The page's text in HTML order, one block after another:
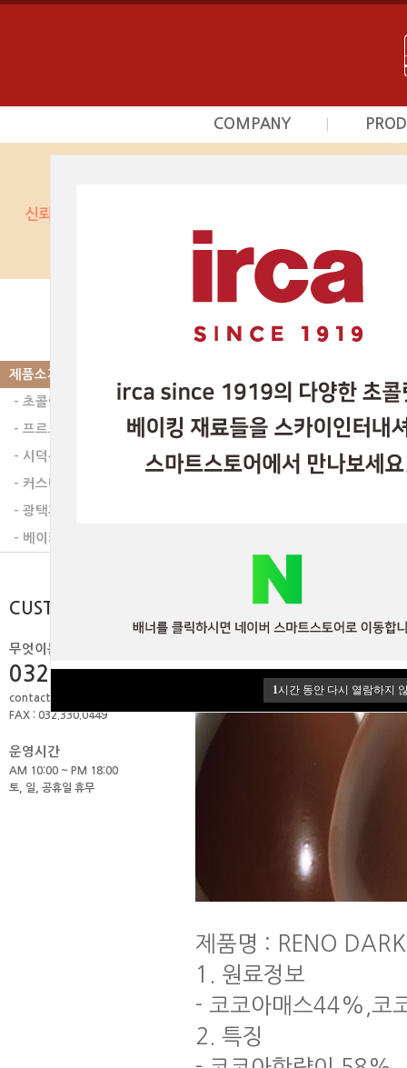
1시간 동안 다시 열람하지
COMPANY
회사소개
초
베이커
제품소개
- 초콜릿
- 프르트잼
- 시덕션라인
- 커스타드믹스
- 광택제
- 베이커리믹스
CUSTOMER
무엇이든 물어보세요.
032.506.1979
contact@skyint.co.kr
FAX : 032.330.0449
운영시간
AM 10:00 ~ PM 18:00
토, 일, 공휴일 휴무
이전글 다음글
제품명 : RENO
1. 원료정보
- 코코아매스44%,코
2. 특징